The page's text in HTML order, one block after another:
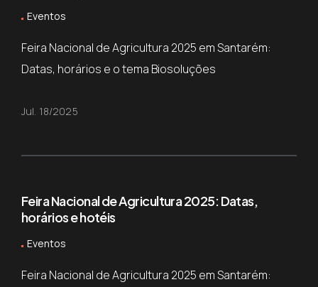
Eventos
Feira Nacional de Agricultura 2025 em Santarém:
Datas, horários e o tema Biosoluções
Jul. 18/2025
Feira Nacional de Agricultura 2025: Datas,
horários e hotéis
Eventos
Feira Nacional de Agricultura 2025 em Santarém: